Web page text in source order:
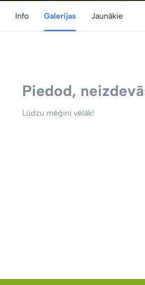
Info Galerijas Jaunākie
Piedod,
Lūdzu mēģini vēlāk!